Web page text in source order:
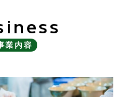
業内容